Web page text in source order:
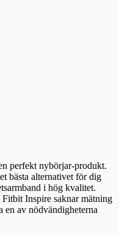
perfekt nybörjar-produkt.
bästa alternativet för dig
i hög kvalitet.
Inspire saknar mätning
en av nödvändigheterna